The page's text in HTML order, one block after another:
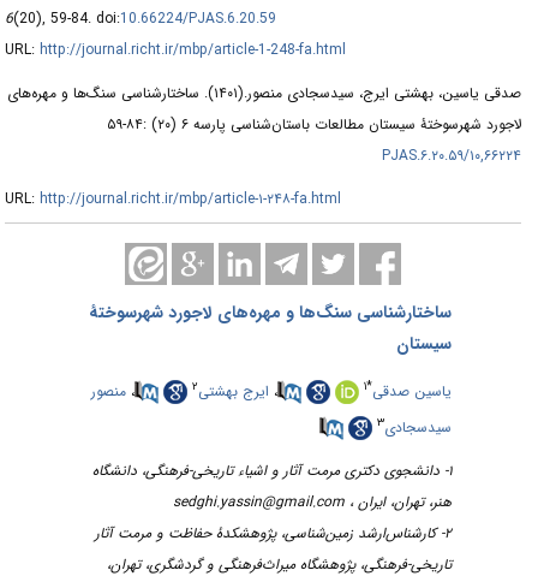
6(20), 59-84. doi:10.66224/PJAS.6.20.59
URL:http://journal.richt.ir/mbp/article-1-248-fa.html
صدقی یاسین، بهشتی ایرج، سیدسجادی منصور.(۱۴۰۱).
ساختارشناسی سنگ‌ها و مهره‌های
لاجورد شهرسوختۀ سیستان مطالعات باستان‌شناسی پارسه ۶ (۲۰) :۸۴-۵۹
۱۰,۶۶۲۲۴/PJAS.۶.۲۰.۵۹
URL:http://journal.richt.ir/mbp/article-۱-۲۴۸-fa.html
ساختارشناسی سنگ‌ها و مهره‌های لاجورد شهرسوختۀ
سیستان
یاسین صدقی* ،ایرج بهشتی۲ ،منصور
سیدسجادی
۱- دانشجوی دکتری مرمت آثار و اشیاء تاریخی-فرهنگی، دانشگاه
هنر، تهران، ایران ،sedghi.yassin@gmail.com
۲- کارشناس‌ارشد زمین‌شناسی، پژوهشکدۀ حفاظت و مرمت آثار
تاریخی-فرهنگی، پژوهشگاه میراث‌فرهنگی و گردشگری، تهران،